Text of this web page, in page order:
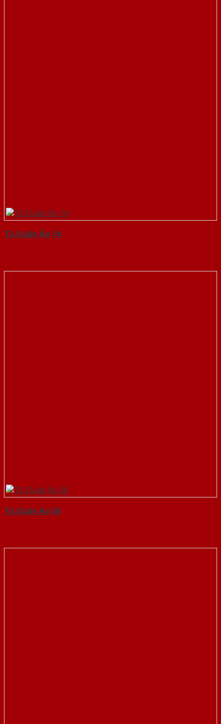
Tủ Quần Áo 14
Tủ Quần Áo 36